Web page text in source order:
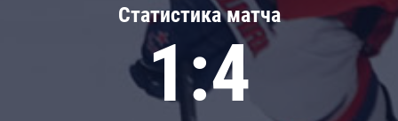
Статистика матча
1:4